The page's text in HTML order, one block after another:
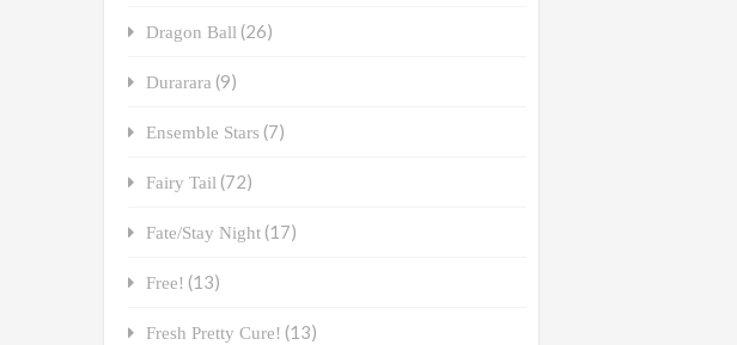
Dragon Ball (26)
Durarara (9)
Ensemble Stars (7)
Fairy Tail (72)
Fate/Stay Night (17)
Free! (13)
Fresh Pretty Cure! (13)